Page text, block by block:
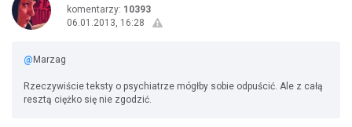
komentarzy: 10393
06.01.2013, 16:28
@ Marzag
Rzeczywiście teksty o psychiatrze mógłby sobie odpuścić. Ale z całą
resztą ciężko się nie zgodzić.